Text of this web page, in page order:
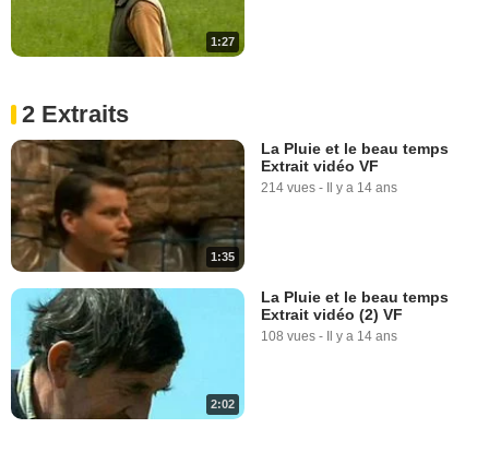
1:27
2 Extraits
1:35
La Pluie et le beau temps
Extrait vidéo VF
214 vues - Il y a 14 ans
2:02
La Pluie et le beau temps
Extrait vidéo (2) VF
108 vues - Il y a 14 ans